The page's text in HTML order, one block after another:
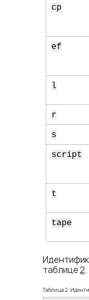
cp
ef
l
r
s
script
t
tape
таблице2.
Таблица 2.